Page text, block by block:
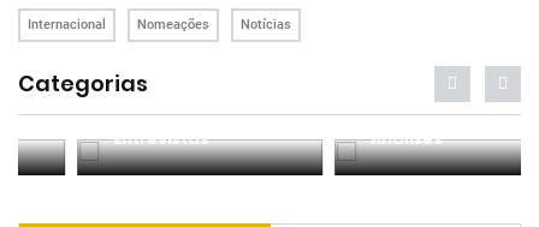
Internacional Nomeações Notícias
Categorias
Entrevistas Análises